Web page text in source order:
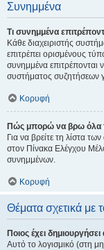
Συνημμένα
Τι συνημμένα
Κάθε διαχειριστής
επιτρέπει ορισμένους
συνημμένα επιτρέπονται
συστήματος συζητήσεων
Κορυφή
Πώς μπορώ να βρω όλα
Για να βρείτε τη λίστα
στον Πίνακα Ελέγχου
συνημμένων.
Κορυφή
Θέματα σχετικά με
Ποιος έχει
Αυτό το λογισμικό (στη